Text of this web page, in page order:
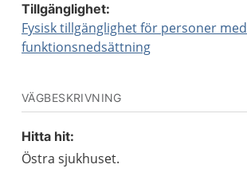
Tillgänglighet:
Fysisk tillgänglighet för personer med
funktionsnedsättning
VÄGBESKRIVNING
Hitta hit:
Östra sjukhuset.